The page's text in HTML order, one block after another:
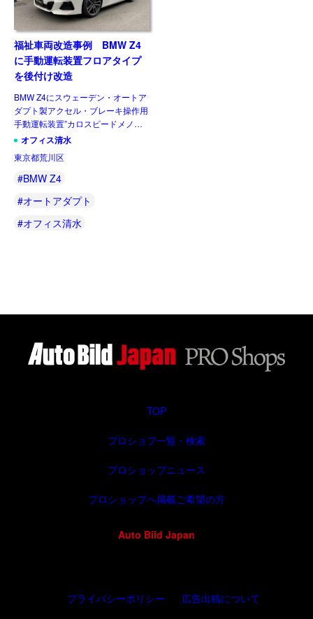
福祉車両改造事例 BMW Z4
に手動運転装置フロアタイプ
を後付け改造
BMW Z4にスウェーデン・オートア
ダプト製アクセル・ブレーキ操作用
手動運転装置”カロスピードメノッ
クス”を導入した事例をご紹介しま
ライバーとクルマの環境に合わせ
て、取り付け位置の調整やカ […]
オフィス清水
東京都荒川区
#BMW Z4
#オートアダプト
#オフィス清水
TOP
プロショプ一覧・検索
プロショップニュース
プロショップへ掲載ご希望の方
Auto Bild Japan
プライバシーポリシー 広告出稿について